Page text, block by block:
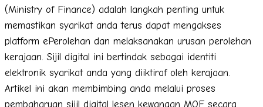
(Ministry of Finance) adalah langkah penting untuk
memastikan syarikat anda terus dapat mengakses
platform ePerolehan dan melaksanakan urusan perolehan
kerajaan. Sijil digital ini bertindak sebagai identiti
elektronik syarikat anda yang diiktiraf oleh kerajaan.
Artikel ini akan membimbing anda melalui proses
pembaharuan sijil digital lesen kewangan MOF secara